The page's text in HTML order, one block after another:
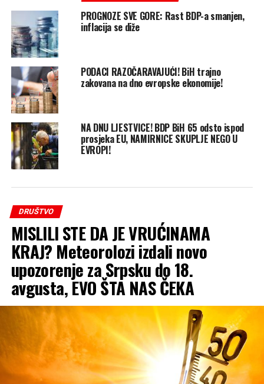
PROGNOZE SVE GORE: Rast BDP-a smanjen,
inflacija se diže
PODACI RAZOČARAVAJUĆI! BiH trajno
zakovana na dno evropske ekonomije!
NA DNU LJESTVICE! BDP BiH 65 odsto ispod
prosjeka EU, NAMIRNICE SKUPLJE NEGO U
EVROPI!
DRUŠTVO
MISLILI STE DA JE VRUĆINAMA
KRAJ? Meteorolozi izdali novo
upozorenje za Srpsku do 18.
avgusta, EVO ŠTA NAS ČEKA